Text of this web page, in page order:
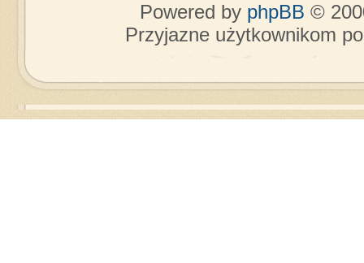
Powered by phpBB ©
Przyjazne użytkownikom